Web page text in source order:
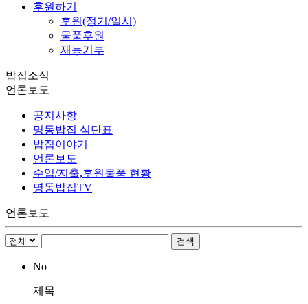
후원하기
후원(정기/일시)
물품후원
재능기부
밥집소식
언론보도
공지사항
명동밥집 식단표
밥집이야기
언론보도
수입/지출,후원물품 현황
명동밥집TV
언론보도
No
제목